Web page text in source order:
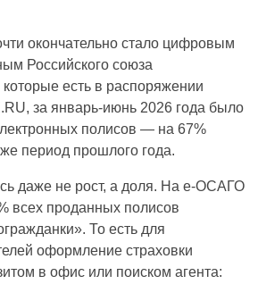
окончательно стало цифровым
Российского союза
есть в распоряжении
за январь-июнь 2026 года было
полисов — на 67%
период прошлого года.
даже не рост, а доля. На е-ОСАГО
всех проданных полисов
То есть для
оформление страховки
в офис или поиском агента: